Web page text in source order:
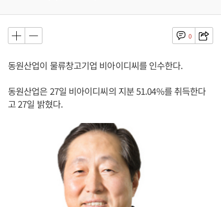
0
동원산업이 물류창고기업 비아이디씨를 인수한다.
동원산업은 27일 비아이디씨의 지분 51.04%를 취득한다
고 27일 밝혔다.